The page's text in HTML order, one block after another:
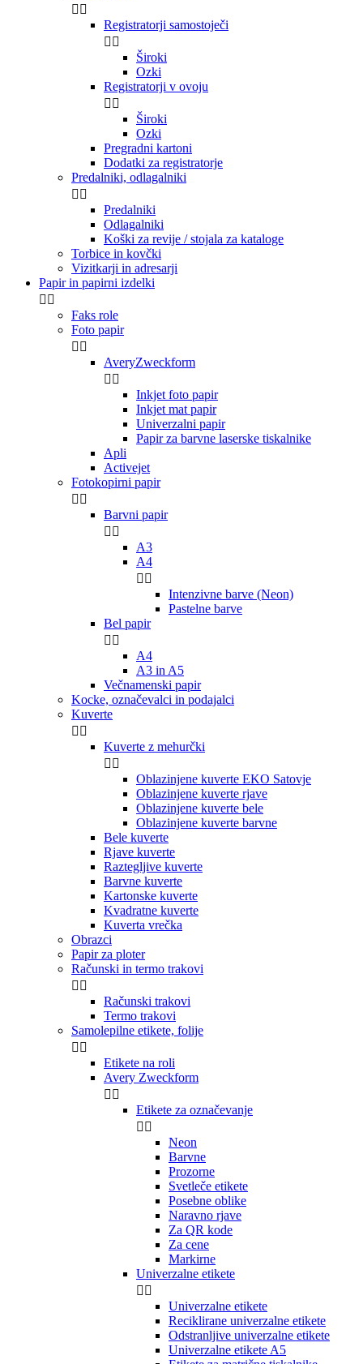
 
Registratorji samostoječi
 
Široki
Ozki
Registratorji v ovoju
 
Široki
Ozki
Pregradni kartoni
Dodatki za registratorje
Predalniki, odlagalniki
 
Predalniki
Odlagalniki
Koški za revije / stojala za kataloge
Torbice in kovčki
Vizitkarji in adresarji
Papir in papirni izdelki
 
Faks role
Foto papir
 
AveryZweckform
 
Inkjet foto papir
Inkjet mat papir
Univerzalni papir
Papir za barvne laserske tiskalnike
Apli
Activejet
Fotokopirni papir
 
Barvni papir
 
A3
A4
 
Intenzivne barve (Neon)
Pastelne barve
Bel papir
 
A4
A3 in A5
Večnamenski papir
Kocke, označevalci in podajalci
Kuverte
 
Kuverte z mehurčki
 
Oblazinjene kuverte EKO Satovje
Oblazinjene kuverte rjave
Oblazinjene kuverte bele
Oblazinjene kuverte barvne
Bele kuverte
Rjave kuverte
Raztegljive kuverte
Barvne kuverte
Kartonske kuverte
Kvadratne kuverte
Kuverta vrečka
Obrazci
Papir za ploter
Računski in termo trakovi
 
Računski trakovi
Termo trakovi
Samolepilne etikete, folije
 
Etikete na roli
Avery Zweckform
 
Etikete za označevanje
 
Neon
Barvne
Prozorne
Svetleče etikete
Posebne oblike
Naravno rjave
Za QR kode
Za cene
Markirne
Univerzalne etikete
 
Univerzalne etikete
Reciklirane univerzalne etikete
Odstranljive univerzalne etikete
Univerzalne etikete A5